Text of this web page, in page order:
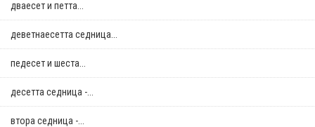
дваесет и петта...
деветнаесетта седница...
педесет и шеста...
десетта седница -...
втора седница -...